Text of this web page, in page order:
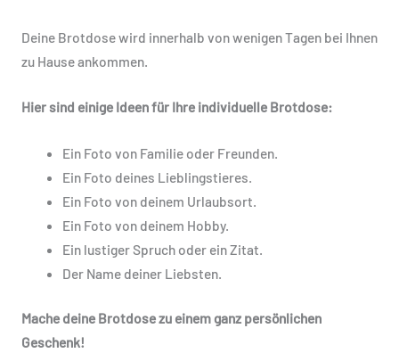
Deine Brotdose wird innerhalb von wenigen Tagen bei Ihnen
zu Hause ankommen.
Hier sind einige Ideen für Ihre individuelle Brotdose:
Ein Foto von Familie oder Freunden.
Ein Foto deines Lieblingstieres.
Ein Foto von deinem Urlaubsort.
Ein Foto von deinem Hobby.
Ein lustiger Spruch oder ein Zitat.
Der Name deiner Liebsten.
Mache deine Brotdose zu einem ganz persönlichen
Geschenk!